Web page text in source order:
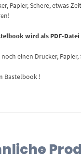
Papier, Schere, etwas
wird als PDF-
einen Drucker,
Bastelbook !